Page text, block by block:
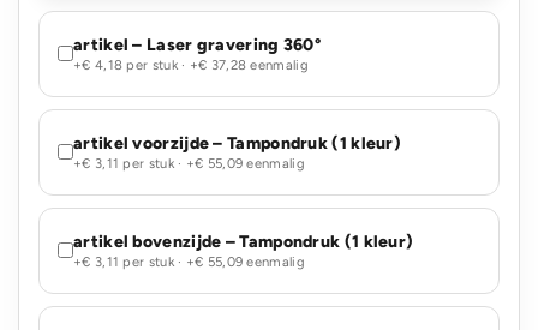
artikel – Laser gravering 360°
+€ 4,18 per stuk · +€ 37,28 eenmalig
artikel voorzijde – Tampondruk (1 kleur)
+€ 3,11 per stuk · +€ 55,09 eenmalig
artikel bovenzijde – Tampondruk (1 kleur)
+€ 3,11 per stuk · +€ 55,09 eenmalig